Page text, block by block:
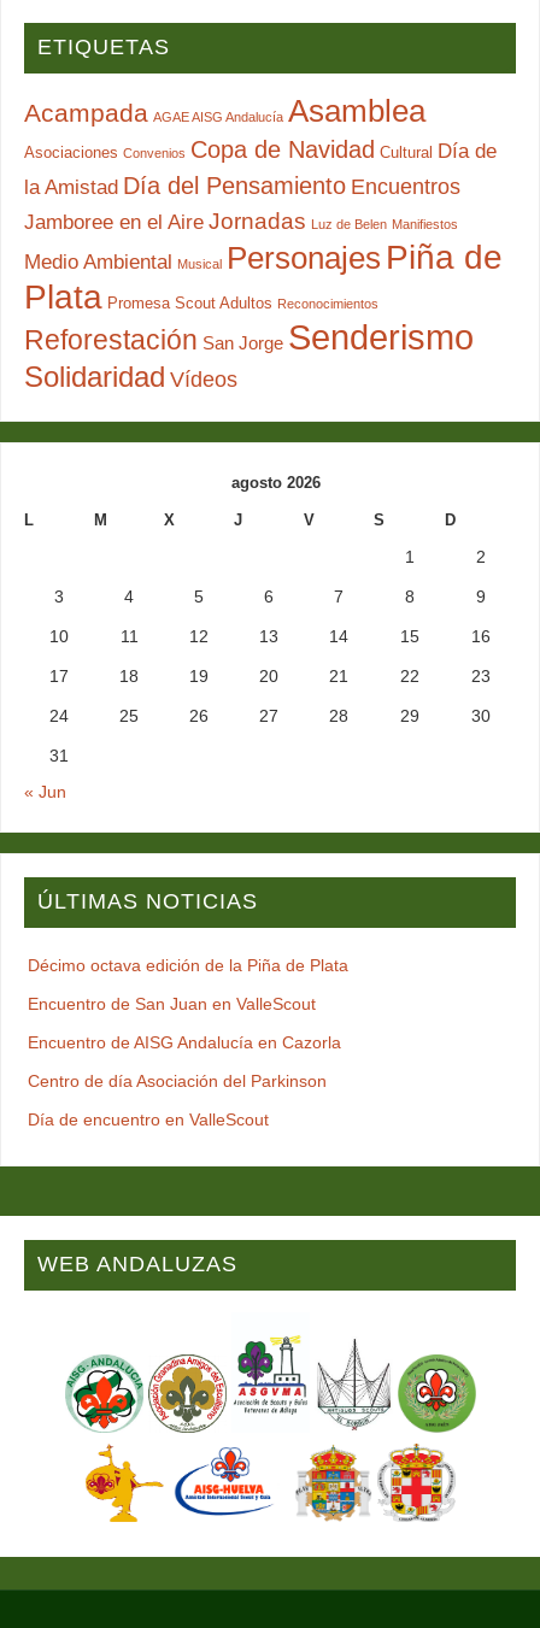
ETIQUETAS
Acampada AGAE AISG Andalucía Asamblea
Asociaciones Convenios Copa de Navidad Cultural Día de
la Amistad Día del Pensamiento Encuentros
Jamboree en el Aire Jornadas Luz de Belen Manifiestos
Medio Ambiental Musical Personajes Piña de
Plata Promesa Scout Adultos Reconocimientos
Reforestación San Jorge Senderismo
Solidaridad Vídeos
agosto 2026
L M X J V S D
1 2
3 4 5 6 7 8 9
10 11 12 13 14 15 16
17 18 19 20 21 22 23
24 25 26 27 28 29 30
31
« Jun
ÚLTIMAS NOTICIAS
Décimo octava edición de la Piña de Plata
Encuentro de San Juan en ValleScout
Encuentro de AISG Andalucía en Cazorla
Centro de día Asociación del Parkinson
Día de encuentro en ValleScout
WEB ANDALUZAS